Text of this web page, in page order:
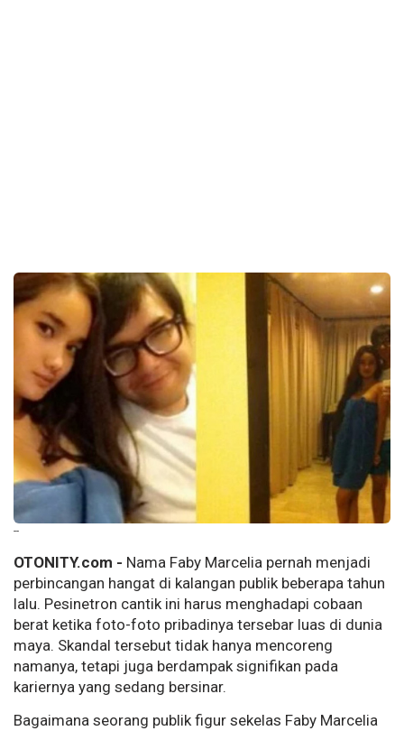
--
OTONITY.com - Nama Faby Marcelia pernah menjadi
perbincangan hangat di kalangan publik beberapa tahun
lalu. Pesinetron cantik ini harus menghadapi cobaan
berat ketika foto-foto pribadinya tersebar luas di dunia
maya. Skandal tersebut tidak hanya mencoreng
namanya, tetapi juga berdampak signifikan pada
kariernya yang sedang bersinar.
Bagaimana seorang publik figur sekelas Faby Marcelia